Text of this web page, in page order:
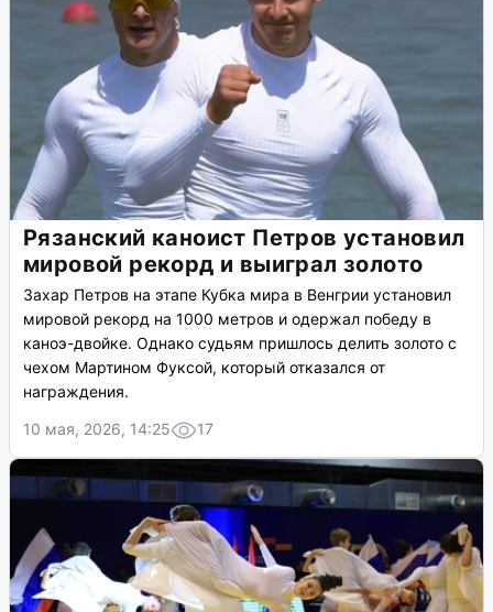
Рязанский каноист Петров установил
мировой рекорд и выиграл золото
Захар Петров на этапе Кубка мира в Венгрии установил
мировой рекорд на 1000 метров и одержал победу в
каноэ-двойке. Однако судьям пришлось делить золото с
чехом Мартином Фуксой, который отказался от
награждения.
10 мая, 2026, 14:25
17